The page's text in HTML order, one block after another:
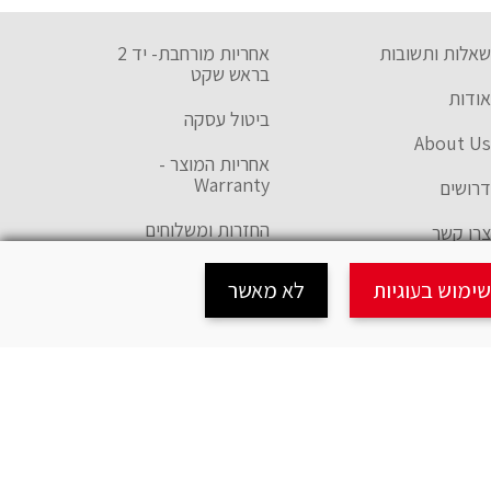
שאלות ותשובות
אודות
About Us
דרושים
צרו קשר
אחריות מורחבת- יד 2
בראש שקט
ביטול עסקה
אחריות המוצר -
Warranty
החזרות ומשלוחים
הצהרת נגישות
בעוגיות לא מאשר